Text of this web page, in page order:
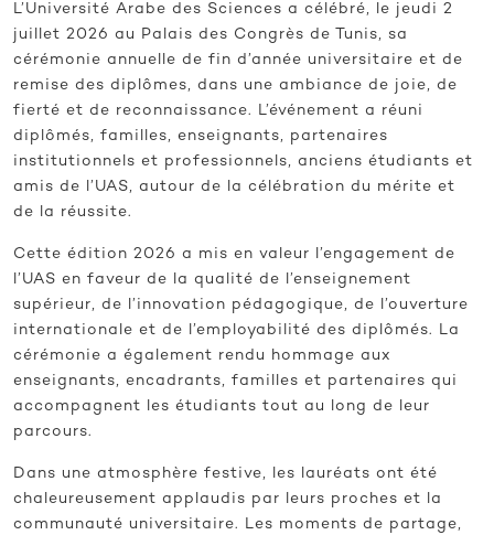
L’Université Arabe des Sciences a célébré, le jeudi 2
juillet 2026 au Palais des Congrès de Tunis, sa
cérémonie annuelle de fin d’année universitaire et de
remise des diplômes, dans une ambiance de joie, de
fierté et de reconnaissance. L’événement a réuni
diplômés, familles, enseignants, partenaires
institutionnels et professionnels, anciens étudiants et
amis de l’UAS, autour de la célébration du mérite et
de la réussite.
Cette édition 2026 a mis en valeur l’engagement de
l’UAS en faveur de la qualité de l’enseignement
supérieur, de l’innovation pédagogique, de l’ouverture
internationale et de l’employabilité des diplômés. La
cérémonie a également rendu hommage aux
enseignants, encadrants, familles et partenaires qui
accompagnent les étudiants tout au long de leur
parcours.
Dans une atmosphère festive, les lauréats ont été
chaleureusement applaudis par leurs proches et la
communauté universitaire. Les moments de partage,